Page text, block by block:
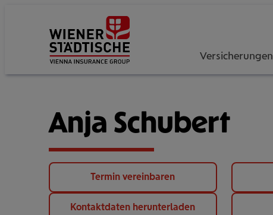
Versicherungen
Anja Schubert
Termin vereinbaren
Kontaktdaten herunterladen